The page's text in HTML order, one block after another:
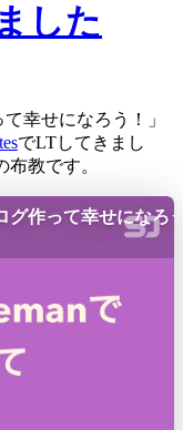
した
幸せになろう！」
でLTしてきまし
教です。